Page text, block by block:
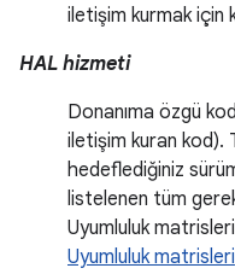
iletişim kurmak için
HAL hizmeti
Donanıma özgü
iletişim kuran kod).
hedeflediğiniz
listelenen tüm
Uyumluluk
Uyumluluk matrisleri